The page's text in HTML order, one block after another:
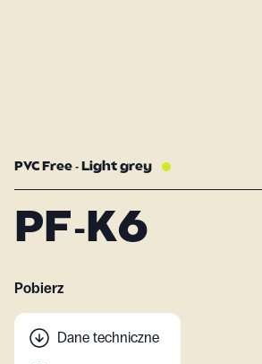
PVC Free - Light grey
PF-K6
Pobierz
Dane techniczne